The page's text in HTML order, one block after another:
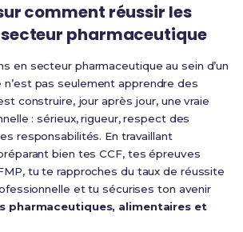
comment réussir les
pharmaceutique
en secteur pharmaceutique au sein d’un
n’est pas seulement apprendre des
construire, jour après jour, une vraie
: sérieux, rigueur, respect des
responsabilités. En travaillant
bien tes CCF, tes épreuves
tu te rapproches du taux de réussite
et tu sécurises ton avenir
pharmaceutiques, alimentaires et